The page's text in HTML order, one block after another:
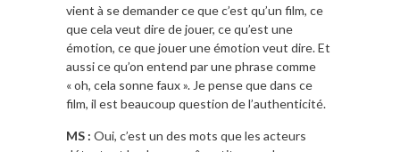
vient à se demander ce que c’est qu’un film, ce
que cela veut dire de jouer, ce qu’est une
émotion, ce que jouer une émotion veut dire. Et
aussi ce qu’on entend par une phrase comme
« oh, cela sonne faux ». Je pense que dans ce
film, il est beaucoup question de l’authenticité.
MS : Oui, c’est un des mots que les acteurs